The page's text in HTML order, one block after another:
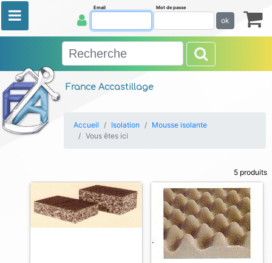
France Accastillage
Email Mot de passe
ok
Accueil Isolation
Mousse isolante
Vous êtes ici
5 produits